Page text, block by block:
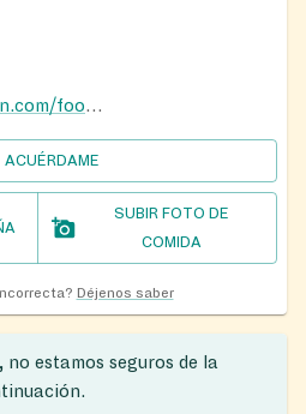
http://buxmontchristian.com/food-pantry.html
ACUÉRDAME
SUBIR FOTO DE
COMIDA
Déjenos saber
estamos seguros de la